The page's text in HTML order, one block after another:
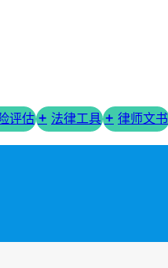
评估 法律工具 律师文书